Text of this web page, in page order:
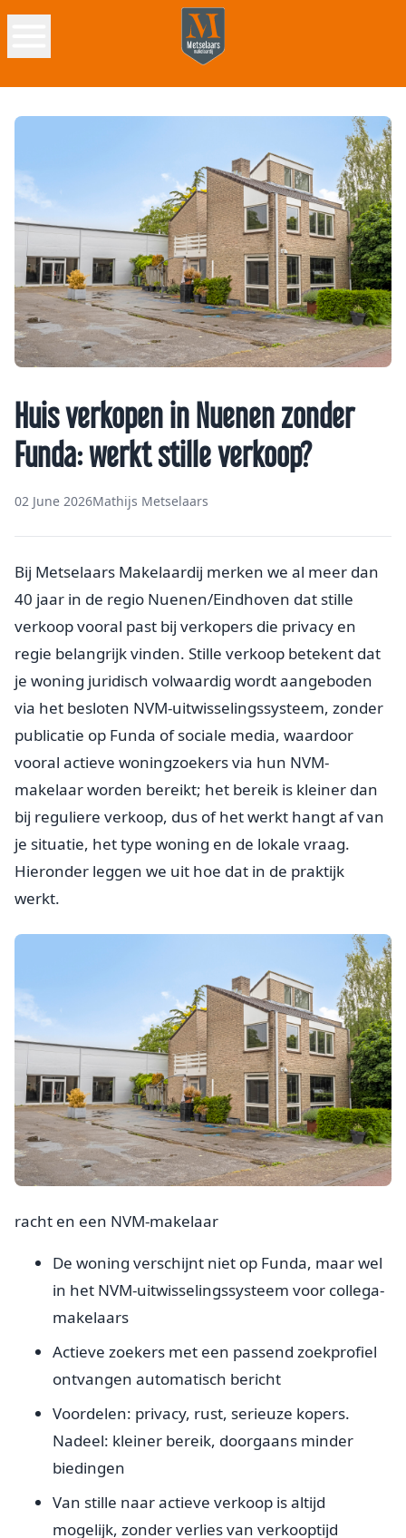
Huis verkopen in Nuenen zonder
Funda: werkt stille verkoop?
02 June 2026Mathijs Metselaars
Bij Metselaars Makelaardij merken we al meer dan
40 jaar in de regio Nuenen/Eindhoven dat stille
verkoop vooral past bij verkopers die privacy en
regie belangrijk vinden. Stille verkoop betekent dat
je woning juridisch volwaardig wordt aangeboden
via het besloten NVM-uitwisselingssysteem, zonder
publicatie op Funda of sociale media, waardoor
vooral actieve woningzoekers via hun NVM-
makelaar worden bereikt; het bereik is kleiner dan
bij reguliere verkoop, dus of het werkt hangt af van
je situatie, het type woning en de lokale vraag.
Hieronder leggen we uit hoe dat in de praktijk
werkt.
racht en een NVM-makelaar
De woning verschijnt niet op Funda, maar wel
in het NVM-uitwisselingssysteem voor collega-
makelaars
Actieve zoekers met een passend zoekprofiel
ontvangen automatisch bericht
Voordelen: privacy, rust, serieuze kopers.
Nadeel: kleiner bereik, doorgaans minder
biedingen
Van stille naar actieve verkoop is altijd
mogelijk, zonder verlies van verkooptijd